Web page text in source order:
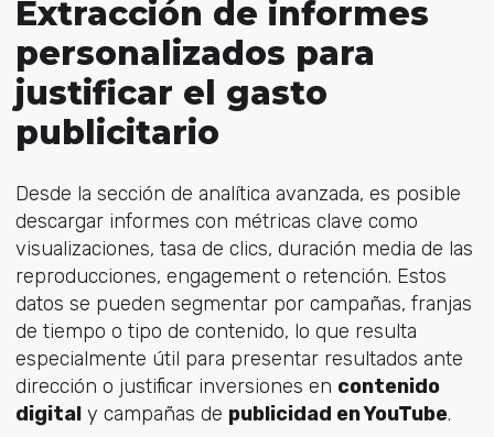
Extracción de informes
personalizados para
justificar el gasto
publicitario
Desde la sección de analítica avanzada, es posible
descargar informes con métricas clave como
visualizaciones, tasa de clics, duración media de las
reproducciones, engagement o retención. Estos
datos se pueden segmentar por campañas, franjas
de tiempo o tipo de contenido, lo que resulta
especialmente útil para presentar resultados ante
dirección o justificar inversiones en contenido
digitaly campañas de publicidad en YouTube.